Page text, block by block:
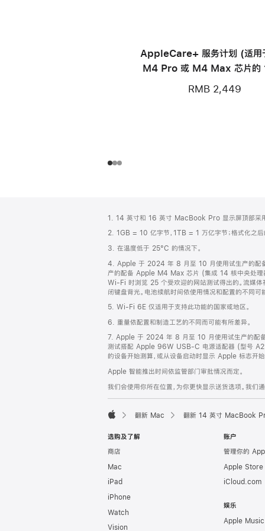
AppleCare+ 服务计划 (适用
M4 Pro 或 M4 Max 芯片的
RMB 2,449
页
脚
注
1. 14 英寸和 16 英寸 MacBook Pro 显示屏顶部采用
2. 1GB = 10 亿字节，1TB = 1 万亿字节；格式化之后
3. 在温度低于 25°C 的情况下。
4. Apple 于 2024 年 8 月至 10 月使用试生产的配
产的配备 Apple M4 Max 芯片 (集成 14 核中央处理
Wi-Fi 时浏览 25 个受欢迎的网站测试得出的。流媒
闭键盘背光。电池续航时间依使用情况和配置的不同可
5. Wi-Fi 6E 仅适用于支持此功能的国家或地区。
6. 重量依配置和制造工艺的不同而可能有所差异。
7. Apple 于 2024 年 8 月至 10 月使用试生产的配
测试搭配 Apple 96W USB-C 电源适配器 (型号
的设备开始测算，或从设备启动时显示 Apple 标志开
Apple 智能推出时间依监管部门审批情况而定。
我们会使用你所在位置，为你更快显示送货选项。我
翻新 Mac 翻新 14 英寸 MacBook
选购及了解
商店
Mac
iPad
iPhone
Watch
Vision
账户
管理你的
Apple Store
iCloud.com
娱乐
Apple Music